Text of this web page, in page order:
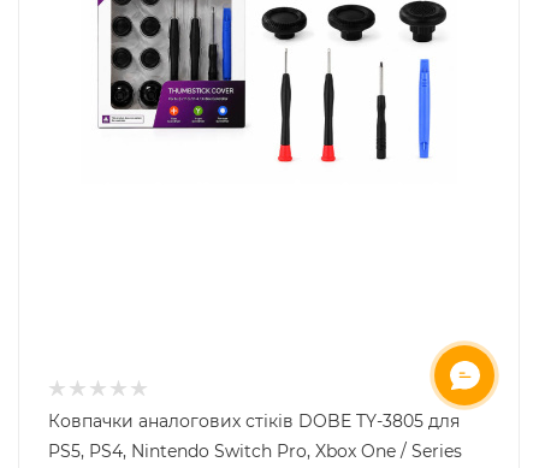
Ковпачки аналогових стіків DOBE TY-3805 для
PS5, PS4, Nintendo Switch Pro, Xbox One / Series
ОНЛАЙН ЧАТ